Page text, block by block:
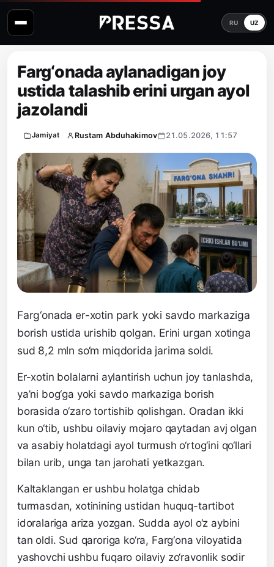
RU UZ
Farg‘onada aylanadigan joy
ustida talashib erini urgan ayol
jazolandi
Jamiyat Rustam Abduhakimov 21.05.2026, 11:57
Farg‘onada er-xotin park yoki savdo markaziga
borish ustida urishib qolgan. Erini urgan xotinga
sud 8,2 mln so‘m miqdorida jarima soldi.
Er-xotin bolalarni aylantirish uchun joy tanlashda,
ya’ni bog‘ga yoki savdo markaziga borish
borasida o‘zaro tortishib qolishgan. Oradan ikki
kun o‘tib, ushbu oilaviy mojaro qaytadan avj olgan
va asabiy holatdagi ayol turmush o‘rtog‘ini qo‘llari
bilan urib, unga tan jarohati yetkazgan.
Kaltaklangan er ushbu holatga chidab
turmasdan, xotinining ustidan huquq-tartibot
idoralariga ariza yozgan. Sudda ayol o‘z aybini
tan oldi. Sud qaroriga ko‘ra, Farg‘ona viloyatida
yashovchi ushbu fuqaro oilaviy zo‘ravonlik sodir